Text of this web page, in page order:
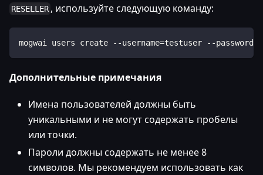
RESELLER , используйте следующую команду:
mogwai users create --username=testuser --
Дополнительные примечания
Имена пользователей должны быть
уникальными и не могут содержать пробелы
или точки.
Пароли должны содержать не менее 8
символов. Мы рекомендуем использовать как